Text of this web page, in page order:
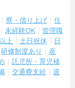
寮・借り上げ
住
未経験OK
管理職
上 土日祝休
日
研修制度あり
産
託児所・育児補
交通費支給
退